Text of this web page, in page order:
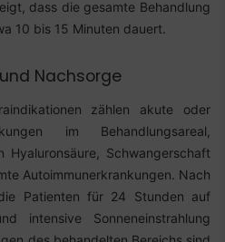
dass die gesamte Behandlung
10 bis 15 Minuten dauert.
Nachsorge
zählen akute oder
im Behandlungsareal,
Hyaluronsäure, Schwangerschaft
Autoimmunerkrankungen. Nach
Patienten für 24 Stunden auf
intensive Sonneneinstrahlung